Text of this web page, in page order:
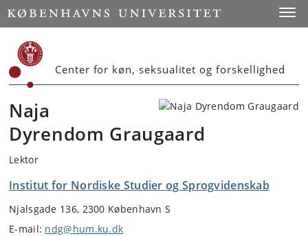
Start
Center for køn, seksualitet og forskellighed
Naja
Dyrendom Graugaard
Lektor
Institut for Nordiske Studier og Sprogvidenskab
Njalsgade 136, 2300 København S
E-mail: ndg@hum.ku.dk